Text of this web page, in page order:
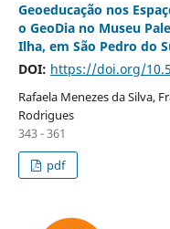
Geoeducação nos
o GeoDia no Museu
Ilha, em São Pedro do
DOI: https://doi.org/
Rafaela Menezes da Silva,
Rodrigues
343 - 361
pdf